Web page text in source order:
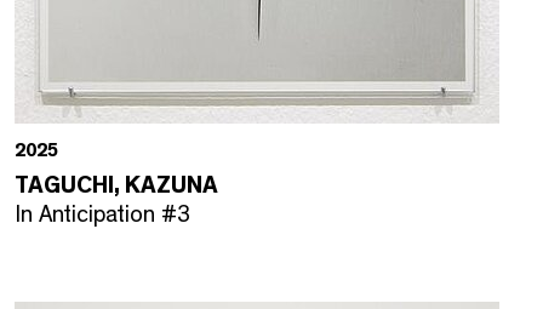
2025
TAGUCHI, KAZUNA
In Anticipation #3